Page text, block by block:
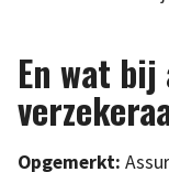
En wat bij
Opgemerkt: